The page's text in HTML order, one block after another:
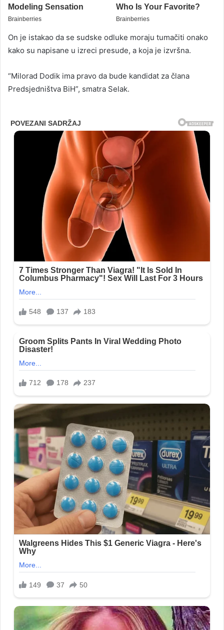
On je istakao da se sudske odluke moraju tumačiti onako
kako su napisane u izreci presude, a koja je izvršna.
“Milorad Dodik ima pravo da bude kandidat za člana
Predsjedništva BiH”, smatra Selak.